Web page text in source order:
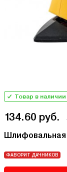
Товар в наличии
134.60 руб.
ФАВОРИТ ДАЧНИКОВ